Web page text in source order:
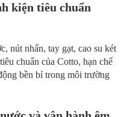
kiện tiêu chuẩn
nút nhấn, tay gạt, cao su két
chuẩn của Cotto, hạn chế
bền bỉ trong môi trường